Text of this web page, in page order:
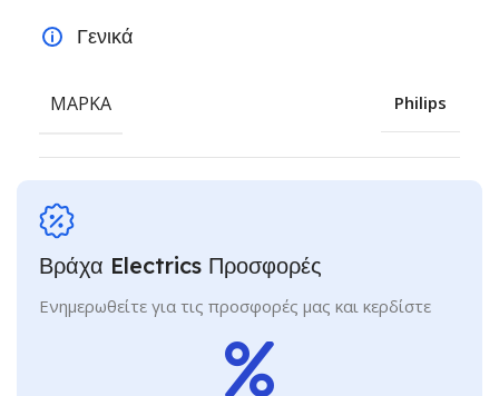
Γενικά
ΜΆΡΚΑ Philips
Βράχα Electrics Προσφορές
Ενημερωθείτε για τις προσφορές μας και κερδίστε